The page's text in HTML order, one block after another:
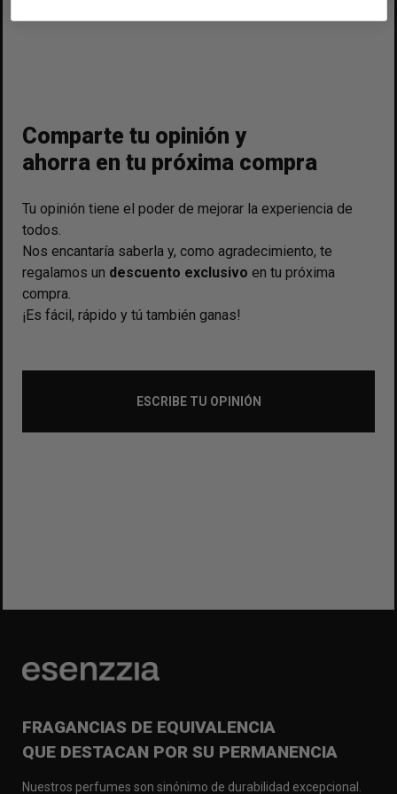
Comparte tu opinión y
ahorra en tu próxima compra
Tu opinión tiene el poder de mejorar la experiencia de
todos.
Nos encantaría saberla y, como agradecimiento, te
regalamos un descuento exclusivo en tu próxima
compra.
¡Es fácil, rápido y tú también ganas!
ESCRIBE TU OPINIÓN
FRAGANCIAS DE EQUIVALENCIA
QUE DESTACAN POR SU PERMANENCIA
Nuestros perfumes son sinónimo de durabilidad excepcional.